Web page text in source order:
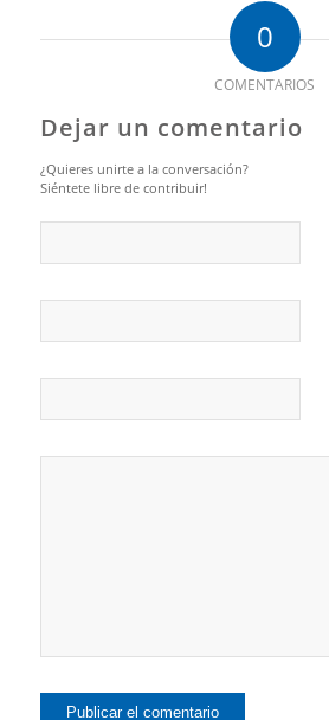
0
COMENTARIOS
Dejar un comentario
¿Quieres unirte a la conversación?
Siéntete libre de contribuir!